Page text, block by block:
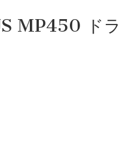
MP450 ドラ